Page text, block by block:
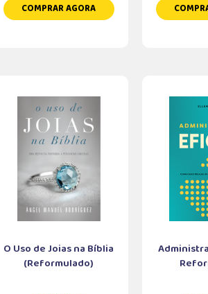
COMPRAR AGORA
O Uso de Joias na Bíblia
(Reformulado)